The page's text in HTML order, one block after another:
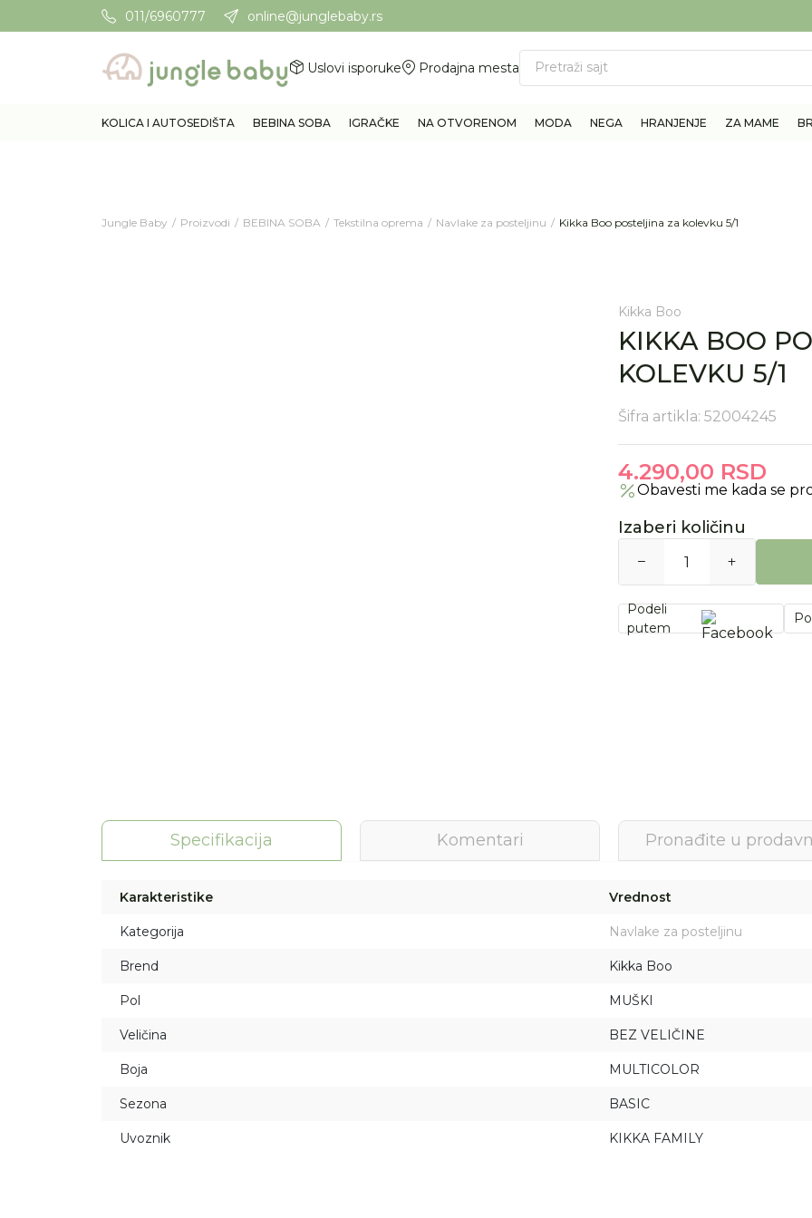
011/6960777 online@junglebaby.rsPotrebna Vam je pomoć? Pozovite 011/6960777
Uslovi isporuke Prodajna mesta Pretraži sajt
KOLICA I AUTOSEDIŠTA BEBINA SOBA IGRAČKE NA OTVORENOM MODA NEGA HRANJENJE ZA MAME
Jungle Baby Proizvodi BEBINA SOBA Tekstilna oprema Navlake za posteljinu Kikka Boo posteljina za kolevku 5/1
Kikka Boo
KIKKA BOO
KOLEVKU 5/1
Šifra artikla: 52004245
4.290,00 RSD
Obavesti me kada se
Izaberi količinu
Podeli
putem
Specifikacija Komentari Pronađite u
Karakteristike Vrednost
Kategorija Navlake za posteljinu
Brend Kikka Boo
Pol MUŠKI
Veličina BEZ VELIČINE
Boja MULTICOLOR
Sezona BASIC
Uvoznik KIKKA FAMILY
Prijava na newsletter